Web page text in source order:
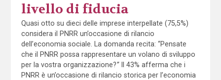
livello di fiducia
Quasi otto su dieci delle imprese interpellate (75,5%)
considera il PNRR un’occasione di rilancio
dell’economia sociale. La domanda recita: “Pensate
che il PNRR possa rappresentare un volano di sviluppo
per la vostra organizzazione?”Il 43% afferma che i
PNRR è un’occasione di rilancio storica per l’economia